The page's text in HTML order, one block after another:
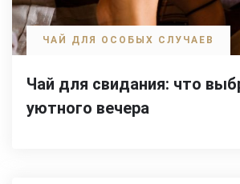
ЧАЙ ДЛЯ ОСОБЫХ СЛУЧАЕВ
Чай для свидания: что
уютного вечера